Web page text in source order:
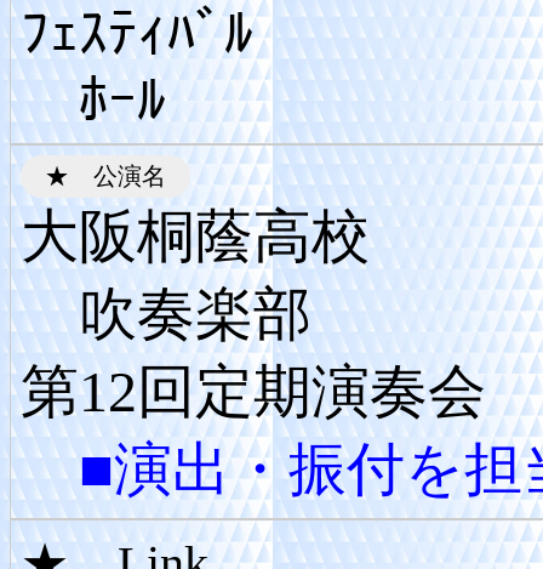
ﾌｪｽﾃｨﾊﾞﾙ
ﾎｰﾙ
大阪桐蔭高校
吹奏楽部
第12回定期演奏会
■演出・振付を担